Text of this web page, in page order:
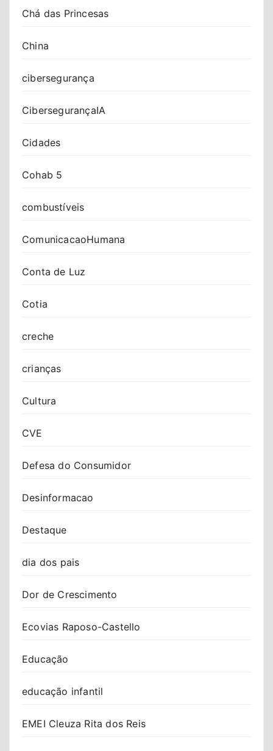
Chá das Princesas
China
cibersegurança
CibersegurançaIA
Cidades
Cohab 5
combustíveis
ComunicacaoHumana
Conta de Luz
Cotia
creche
crianças
Cultura
CVE
Defesa do Consumidor
Desinformacao
Destaque
dia dos pais
Dor de Crescimento
Ecovias Raposo-Castello
Educação
educação infantil
EMEI Cleuza Rita dos Reis